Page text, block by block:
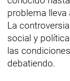
problema
La
social y
las
debatiendo.